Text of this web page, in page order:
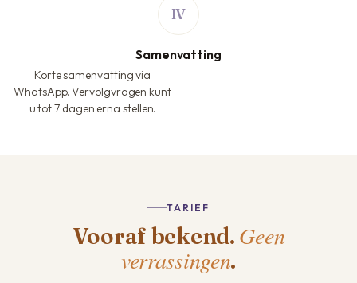
Samenvatting
Korte samenvatting via
WhatsApp. Vervolgvragen kunt
u tot 7 dagen erna stellen.
TARIEF
Vooraf bekend. Geen
verrassingen.